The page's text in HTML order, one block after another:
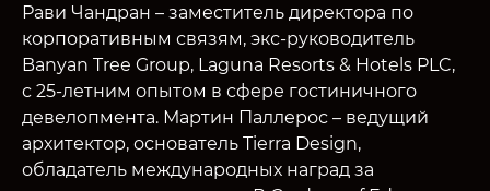
Рави Чандран – заместитель директора по
корпоративным связям, экс-руководитель
Banyan Tree Group, Laguna Resorts & Hotels PLC,
с 25-летним опытом в сфере гостиничного
девелопмента. Мартин Паллерос – ведущий
архитектор, основатель Tierra Design,
обладатель международных наград за